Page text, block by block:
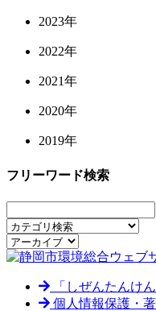
2023年
2022年
2021年
2020年
2019年
フリーワード検索
「しぜんたんけ
個人情報保護・